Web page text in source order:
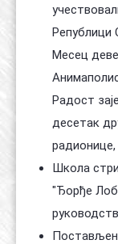
Републици
Месец
Радост
десетак
радионице,
Школа
"Ђорђе